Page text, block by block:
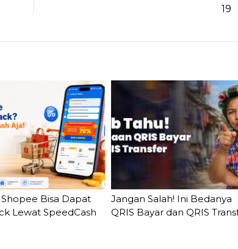
19
Bisa Dapat
Lewat SpeedCash
Jangan Salah! Ini Bedanya
QRIS Bayar dan QRIS